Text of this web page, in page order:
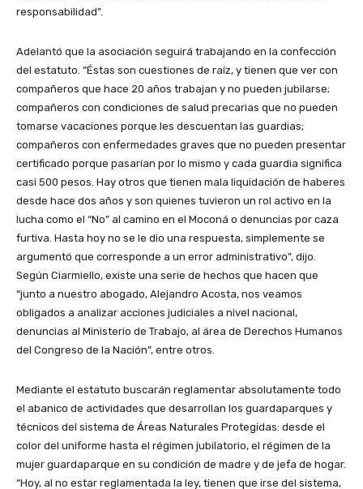
responsabilidad”.
Adelantó que la asociación seguirá trabajando en la confección
del estatuto. “Éstas son cuestiones de raíz, y tienen que ver con
compañeros que hace 20 años trabajan y no pueden jubilarse;
compañeros con condiciones de salud precarias que no pueden
tomarse vacaciones porque les descuentan las guardias;
compañeros con enfermedades graves que no pueden presentar
certificado porque pasarían por lo mismo y cada guardia significa
casi 500 pesos. Hay otros que tienen mala liquidación de haberes
desde hace dos años y son quienes tuvieron un rol activo en la
lucha como el “No” al camino en el Moconá o denuncias por caza
furtiva. Hasta hoy no se le dio una respuesta, simplemente se
argumentó que corresponde a un error administrativo”, dijo.
Según Ciarmiello, existe una serie de hechos que hacen que
“junto a nuestro abogado, Alejandro Acosta, nos veamos
obligados a analizar acciones judiciales a nivel nacional,
denuncias al Ministerio de Trabajo, al área de Derechos Humanos
del Congreso de la Nación”, entre otros.
Mediante el estatuto buscarán reglamentar absolutamente todo
el abanico de actividades que desarrollan los guardaparques y
técnicos del sistema de Áreas Naturales Protegidas: desde el
color del uniforme hasta el régimen jubilatorio, el régimen de la
mujer guardaparque en su condición de madre y de jefa de hogar.
“Hoy, al no estar reglamentada la ley, tienen que irse del sistema,